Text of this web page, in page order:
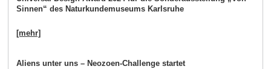
Sinnen“ des Naturkundemuseums Karlsruhe
[mehr]
Aliens unter uns – Neozoen-Challenge startet